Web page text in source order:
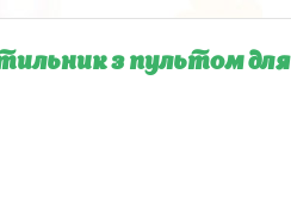
з пультом для